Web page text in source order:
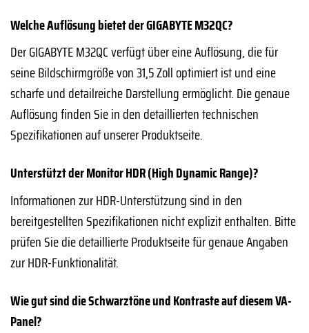
Welche Auflösung bietet der GIGABYTE M32QC?
Der GIGABYTE M32QC verfügt über eine Auflösung, die für
seine Bildschirmgröße von 31,5 Zoll optimiert ist und eine
scharfe und detailreiche Darstellung ermöglicht. Die genaue
Auflösung finden Sie in den detaillierten technischen
Spezifikationen auf unserer Produktseite.
Unterstützt der Monitor HDR (High Dynamic Range)?
Informationen zur HDR-Unterstützung sind in den
bereitgestellten Spezifikationen nicht explizit enthalten. Bitte
prüfen Sie die detaillierte Produktseite für genaue Angaben
zur HDR-Funktionalität.
Wie gut sind die Schwarztöne und Kontraste auf diesem VA-
Panel?